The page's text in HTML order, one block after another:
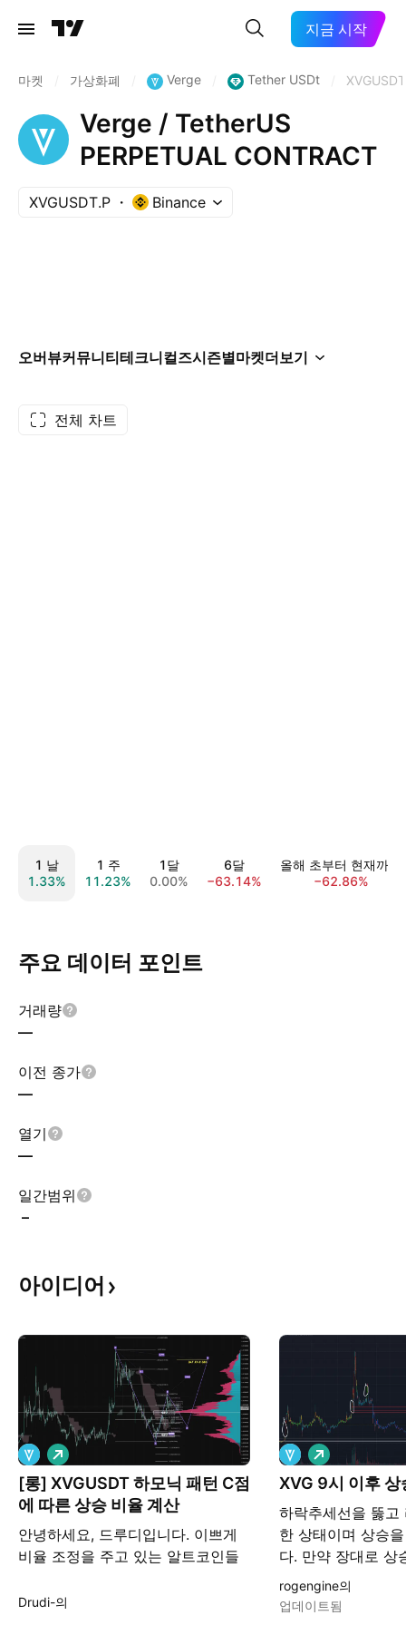
지금 시작
마켓 가상화폐 Verge Tether USDt
Verge / TetherUS
PERPETUAL CONTRACT
XVGUSDT.P Binance
오버뷰커뮤니티테크니컬즈시즌별마켓더보기
전체 차트
1 날
1.33%
1 주
11.23%
1달
0.00%
6달
−63.14%
올해 초부터 현재까지
−62.86%
주요 데이터 포인트
거래량
—
이전 종가
—
열기
—
일간범위
–
아이디어
[롱] XVGUSDT 하모닉 패턴 C점
에 따른 상승 비율 계산
안녕하세요, 드루디입니다. 이쁘게
비율 조정을 주고 있는 알트코인들
총 3개를 선별해서 아이디어에 올려
롱
Drudi-의
XVG 9시 이후 상
하락추세선을 뚫고
한 상태이며 상승
다. 만약 장대로 상
8100의 타깃값을
* 가장 최고의 상
롱
rogengine의
업데이트됨